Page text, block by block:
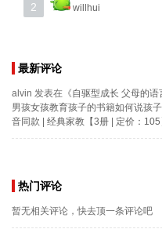
2 willhui
最新评论
alvin 发表在《自驱型成长 父母的
男孩女孩教育孩子的书籍如何说孩
音同款 | 经典家教【3册 | 定价：105
热门评论
暂无相关评论，快去顶一条评论吧